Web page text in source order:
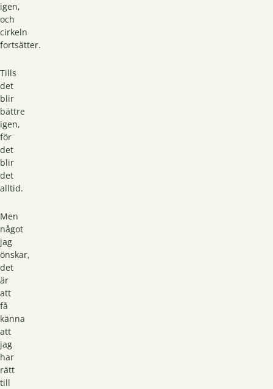
igen,
och
cirkeln
fortsätter.
Tills
det
blir
bättre
igen,
för
det
blir
det
alltid.
Men
något
jag
önskar,
det
är
att
få
känna
att
jag
har
rätt
till